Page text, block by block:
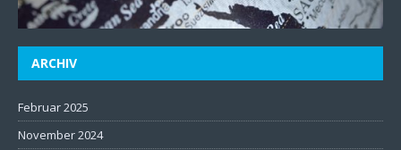
ARCHIV
Februar 2025
November 2024